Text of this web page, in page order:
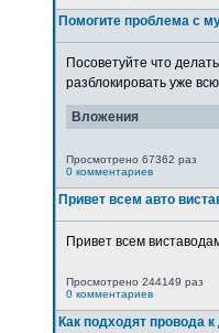
Помогите проблема с
Посоветуйте что
разблокировать уже
Вложения
Просмотрено 67362 раз
0 комментариев
Привет всем авто
Привет всем
Просмотрено 244149 раз
0 комментариев
Как подходят провода